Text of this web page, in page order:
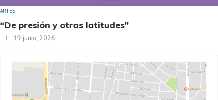
ARTES
“De presión y otras latitudes”
19 junio, 2026